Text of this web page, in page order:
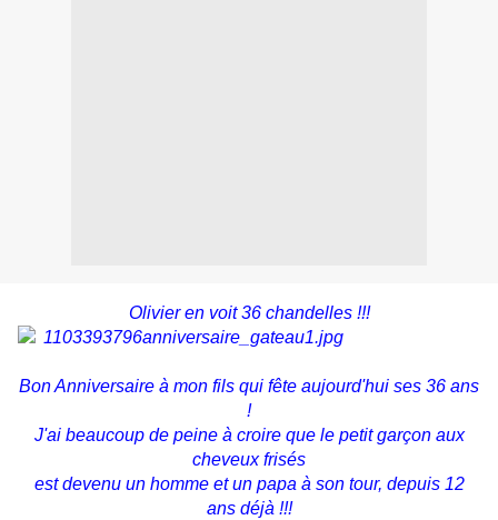
Olivier en voit 36 chandelles !!!
Bon Anniversaire à mon fils qui fête aujourd'hui ses 36 ans
!
J'ai beaucoup de peine à croire que le petit garçon aux
cheveux frisés
est devenu un homme et un papa à son tour, depuis 12
ans déjà !!!